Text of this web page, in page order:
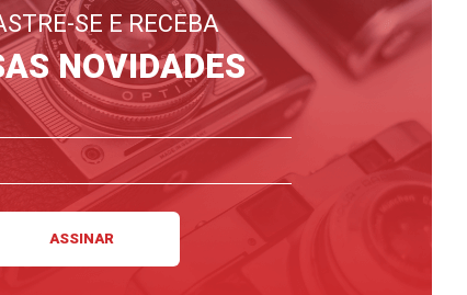
SE E RECEBA
NOVIDADES